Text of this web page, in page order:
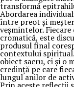
transformă
Abordarea
între preot și
veșmintelor.
cromatică, este
produsul final
contextului
obiect sacru, ci și o
credință pe care
lungul anilor de